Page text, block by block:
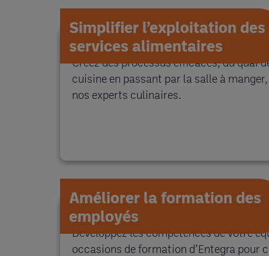
Simplifier l’exploitation des
services alimentaires
Créez des processus efficaces, du quai
cuisine en passant par la salle à
nos experts culinaires.
Améliorer la formation des
employés
Développez les compétences de votre
occasions de formation d’Entegra pour